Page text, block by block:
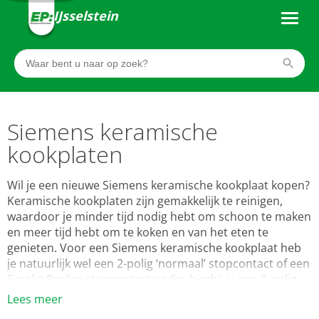
IJsselstein
Siemens keramische
kookplaten
Wil je een nieuwe Siemens keramische kookplaat kopen?
Keramische kookplaten zijn gemakkelijk te reinigen,
waardoor je minder tijd nodig hebt om schoon te maken
en meer tijd hebt om te koken en van het eten te
genieten. Voor een Siemens keramische kookplaat heb
je natuurlijk wel een 2-polig ‘normaal’ stopcontact of een
5-polig Perilex stopcontact nodig, hierbij is een 2-polig
stopcontact voor 1 fase kookplaten en een 5-polig
Lees meer